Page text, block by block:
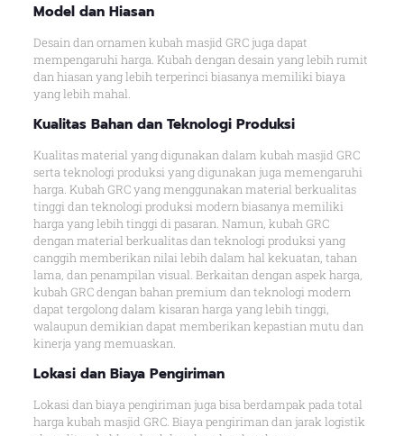
Model dan Hiasan
Desain dan ornamen kubah masjid GRC juga dapat
mempengaruhi harga. Kubah dengan desain yang lebih rumit
dan hiasan yang lebih terperinci biasanya memiliki biaya
yang lebih mahal.
Kualitas Bahan dan Teknologi Produksi
Kualitas material yang digunakan dalam kubah masjid GRC
serta teknologi produksi yang digunakan juga memengaruhi
harga. Kubah GRC yang menggunakan material berkualitas
tinggi dan teknologi produksi modern biasanya memiliki
harga yang lebih tinggi di pasaran. Namun, kubah GRC
dengan material berkualitas dan teknologi produksi yang
canggih memberikan nilai lebih dalam hal kekuatan, tahan
lama, dan penampilan visual. Berkaitan dengan aspek harga,
kubah GRC dengan bahan premium dan teknologi modern
dapat tergolong dalam kisaran harga yang lebih tinggi,
walaupun demikian dapat memberikan kepastian mutu dan
kinerja yang memuaskan.
Lokasi dan Biaya Pengiriman
Lokasi dan biaya pengiriman juga bisa berdampak pada total
harga kubah masjid GRC. Biaya pengiriman dan jarak logistik